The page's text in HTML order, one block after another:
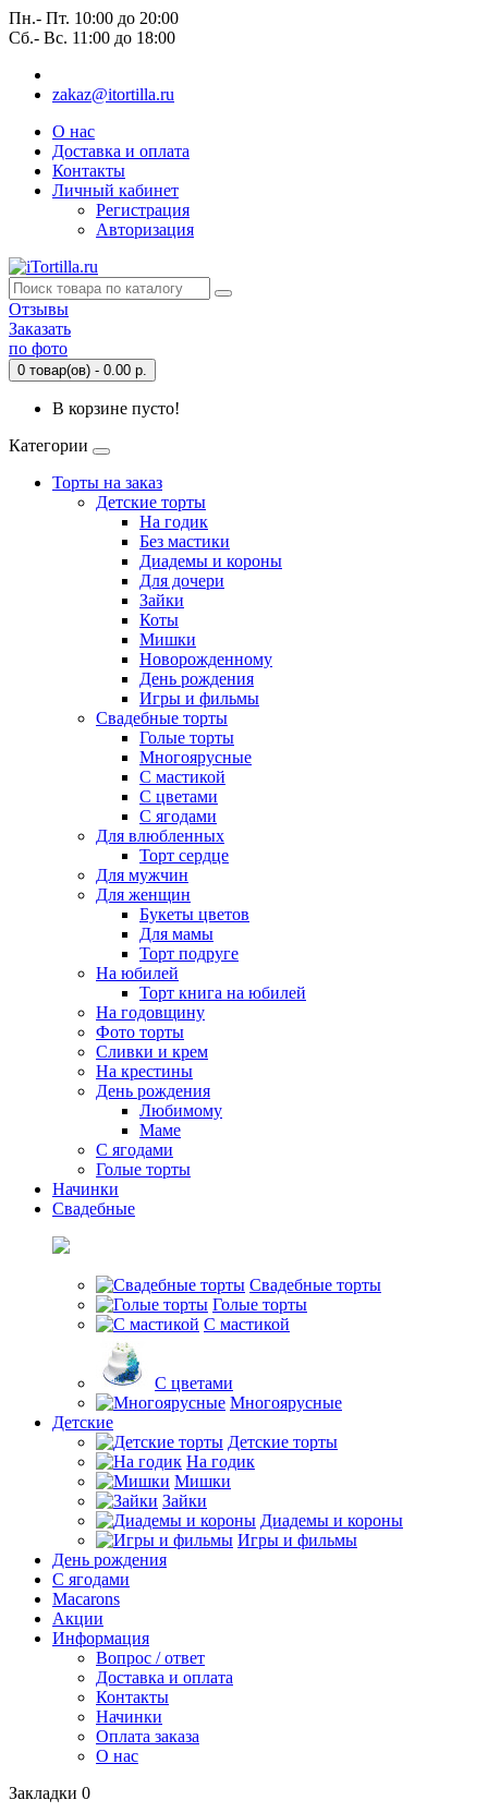
Пн.- Пт. 10:00 до 20:00
Сб.- Вс. 11:00 до 18:00
zakaz@itortilla.ru
О нас
Доставка и оплата
Контакты
Личный кабинет
Регистрация
Авторизация
Отзывы
Заказать
по фото
0 товар(ов) - 0.00 р.
В корзине пусто!
Категории
Торты на заказ
Детские торты
На годик
Без мастики
Диадемы и короны
Для дочери
Зайки
Коты
Мишки
Новорожденному
День рождения
Игры и фильмы
Свадебные торты
Голые торты
Многоярусные
С мастикой
С цветами
С ягодами
Для влюбленных
Торт сердце
Для мужчин
Для женщин
Букеты цветов
Для мамы
Торт подруге
На юбилей
Торт книга на юбилей
На годовщину
Фото торты
Сливки и крем
На крестины
День рождения
Любимому
Маме
С ягодами
Голые торты
Начинки
Свадебные
Свадебные торты
Голые торты
С мастикой
С цветами
Многоярусные
Детские
Детские торты
На годик
Мишки
Зайки
Диадемы и короны
Игры и фильмы
День рождения
С ягодами
Macarons
Акции
Информация
Вопрос / ответ
Доставка и оплата
Контакты
Начинки
Оплата заказа
О нас
Закладки 0